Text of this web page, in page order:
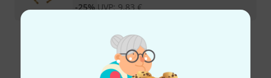
UVP: 9,83 €
-25%
Kostenloser Versand ab 29 €
Alle Preise inkl. MwSt.